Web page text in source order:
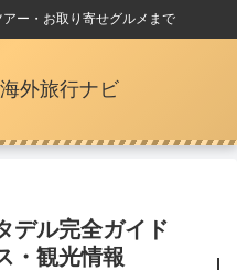
ー・お取り寄せグルメまで
外旅行ナビ
デル完全ガイド
・観光情報